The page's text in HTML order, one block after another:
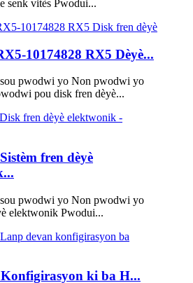
senk vitès Pwodui...
10174828 RX5 Dèyè...
pwodwi yo Non pwodwi yo
pou disk fren dèyè...
fren dèyè
pwodwi yo Non pwodwi yo
elektwonik Pwodui...
ki ba H...